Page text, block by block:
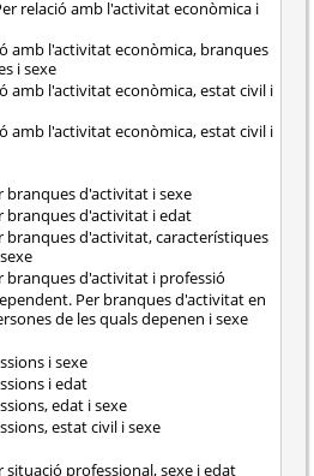
relació amb l'activitat econòmica i
amb l'activitat econòmica, branques
i sexe
amb l'activitat econòmica, estat civil i
amb l'activitat econòmica, estat civil i
branques d'activitat i sexe
branques d'activitat i edat
branques d'activitat, característiques
branques d'activitat i professió
Per branques d'activitat en
de les quals depenen i sexe
i sexe
i edat
edat i sexe
estat civil i sexe
situació professional, sexe i edat